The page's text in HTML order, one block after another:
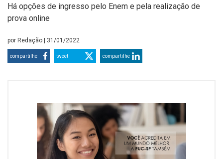
Há opções de ingresso pelo Enem e pela realização de
prova online
por Redação | 31/01/2022
compartilhe tweet compartilhe